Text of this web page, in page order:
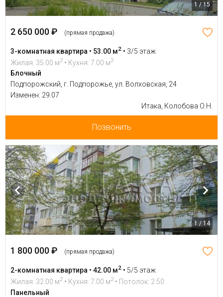
1 / 15
2 650 000 ₽ (прямая продажа)
3-комнатная квартира • 53.00 м2 • 3/5 этаж
Жилая: 35.00 м2 • Кухня: 7.00 м2
Блочный
Подпорожский, г. Подпорожье, ул. Волховская, 24
Изменен: 29.07
Итака, Колобова О.Н.
Позвонить
1 / 14
1 800 000 ₽ (прямая продажа)
2-комнатная квартира • 42.00 м2 • 5/5 этаж
Жилая: 32.00 м2 • Кухня: 7.00 м2 • Потолок: 2.50
Панельный